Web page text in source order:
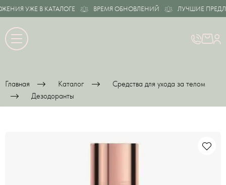
УЖЕ В КАТАЛОГЕ ВРЕМЯ ОБНОВЛЕНИЙ ЛУЧШИЕ
Главная Каталог
Средства для ухода за телом
Дезодоранты